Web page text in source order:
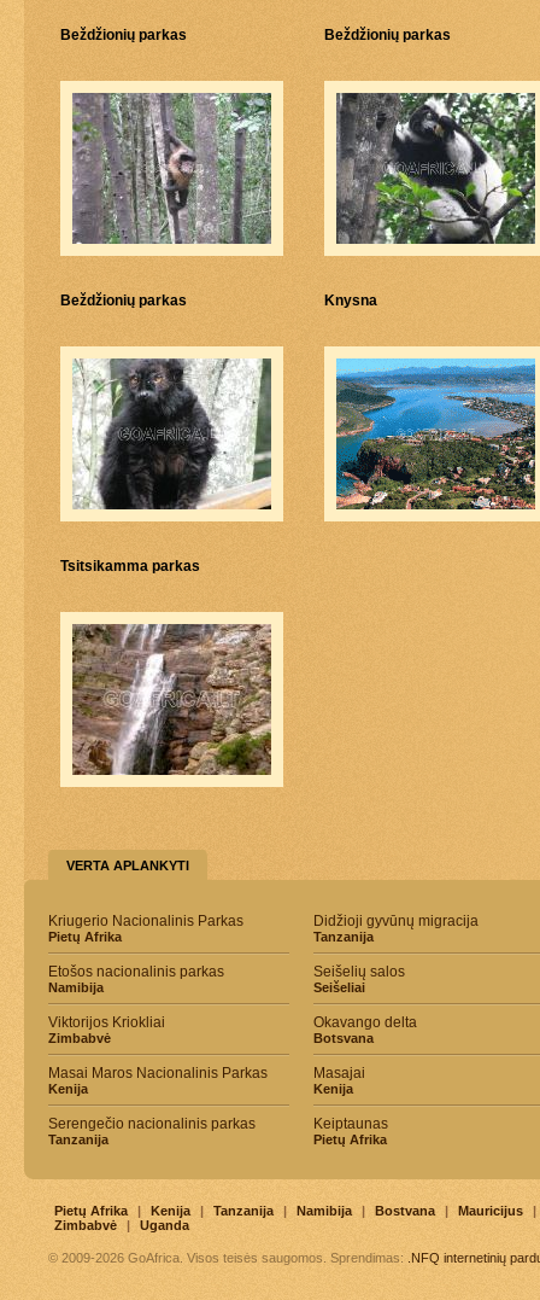
Beždžionių parkas Beždžionių parkas
Beždžionių parkas Knysna
Tsitsikamma parkas
VERTA APLANKYTI
Kriugerio Nacionalinis Parkas
Pietų Afrika
Etošos nacionalinis parkas
Namibija
Viktorijos Kriokliai
Zimbabvė
Masai Maros Nacionalinis Parkas
Kenija
Serengečio nacionalinis parkas
Tanzanija
Didžioji gyvūnų migracija
Tanzanija
Seišelių salos
Seišeliai
Okavango delta
Botsvana
Masajai
Kenija
Keiptaunas
Pietų Afrika
Pietų Afrika | Kenija | Tanzanija | Namibija | Bostvana | Mauricijus
|
Zimbabvė
| Uganda
© 2009-2026 GoAfrica. Visos teisės saugomos. Sprendimas: .NFQ internetinių